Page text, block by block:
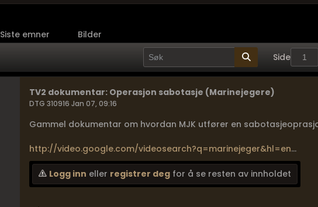
Siste emner
Bilder
Side
TV2 dokumentar: Operasjon sabotasje (Marinejegere)
DTG 310916 Jan 07, 09:16
Gammel dokumentar om hvordan MJK utfører en
http://video.google.com/videosearch?q=marinejeger&hl=en...
Logg inn eller registrer deg for å se resten av innholdet